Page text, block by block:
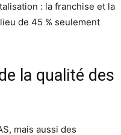
: la franchise et la
de 45 % seulement
la qualité des
mais aussi des